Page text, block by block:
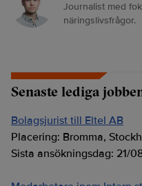
Journalist med
näringslivsfrågor.
Senaste lediga
Bolagsjurist till Eltel AB
Placering: Bromma,
Sista ansökningsdag: 21/